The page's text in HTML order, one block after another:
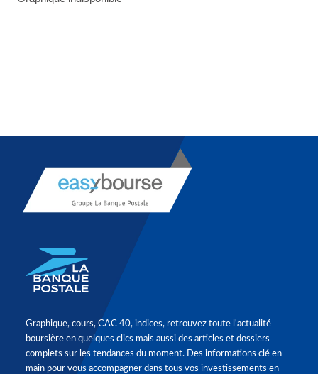
Graphique, cours, CAC 40, indices, retrouvez toute l'actualité
boursière en quelques clics mais aussi des articles et dossiers
complets sur les tendances du moment. Des informations clé en
main pour vous accompagner dans tous vos investissements en